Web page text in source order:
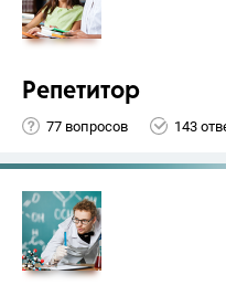
Репетитор
77 вопросов 143